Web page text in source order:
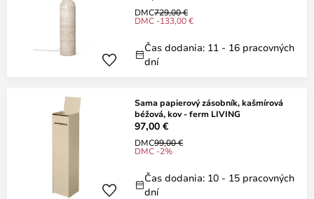
DMC729,00 €
DMC -133,00 €
Čas dodania: 11 - 16 pracovných
dní
Sama papierový zásobník, kašmírová
béžová, kov - ferm LIVING
97,00 €
DMC99,00 €
DMC -2%
Čas dodania: 10 - 15 pracovných
dní